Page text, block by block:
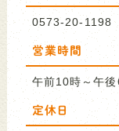
0573-20-1198
営業時間
午前10時～午
定休日